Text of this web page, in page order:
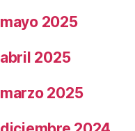
mayo 2025
abril 2025
marzo 2025